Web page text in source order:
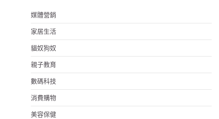
媒體營銷
家居生活
貓奴狗奴
親子教育
數碼科技
消費購物
美容保健